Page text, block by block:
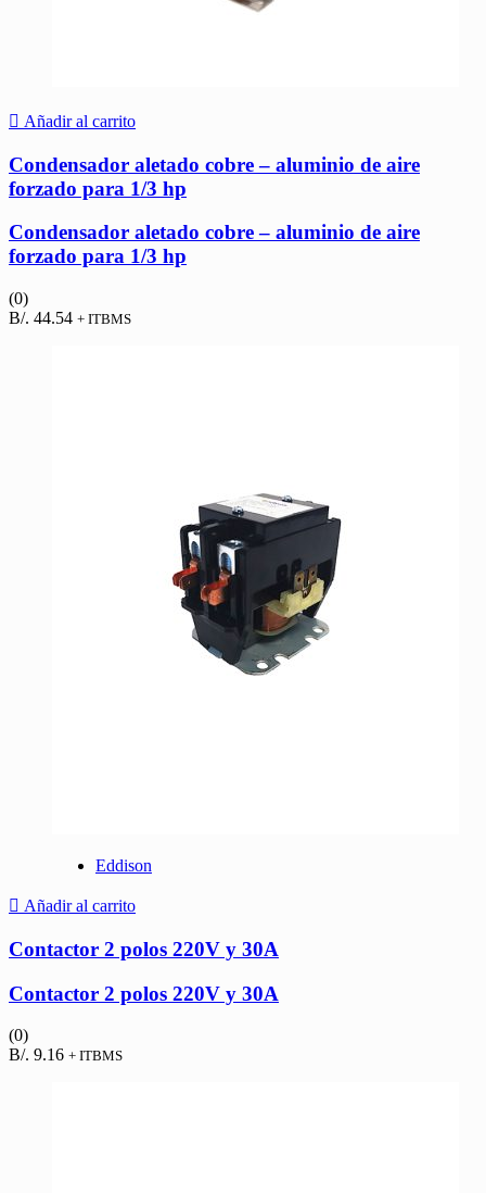
Añadir al carrito
Condensador aletado cobre – aluminio de aire
forzado para 1/3 hp
Condensador aletado cobre – aluminio de aire
forzado para 1/3 hp
(0)
B/. 44.54 + ITBMS
Eddison
Añadir al carrito
Contactor 2 polos 220V y 30A
Contactor 2 polos 220V y 30A
(0)
B/. 9.16 + ITBMS